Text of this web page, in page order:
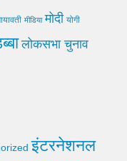
मीडिया मोदी योगी
लोकसभा चुनाव
इंटरनेशनल